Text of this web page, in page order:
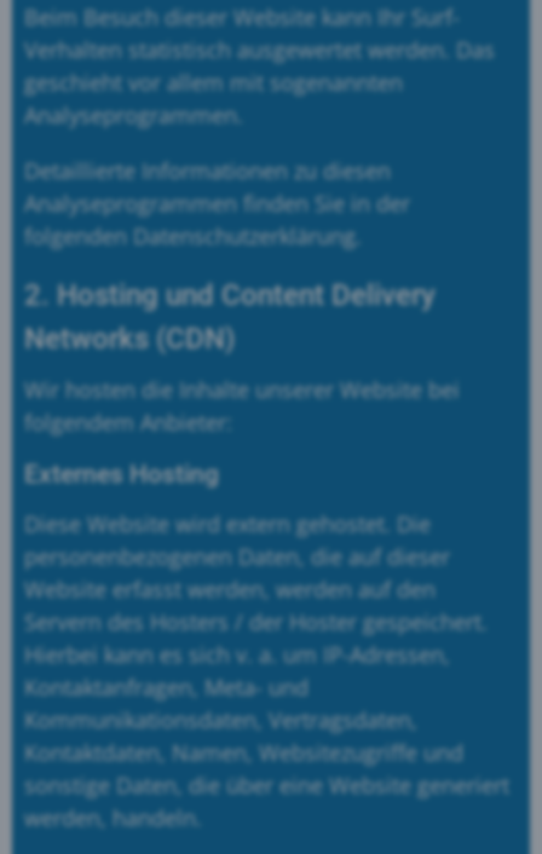
Beim Besuch dieser Website kann Ihr Surf-
Verhalten statistisch ausgewertet werden. Das
geschieht vor allem mit sogenannten
Analyseprogrammen.
Detaillierte Informationen zu diesen
Analyseprogrammen finden Sie in der
folgenden Datenschutzerklärung.
2. Hosting und Content Delivery
Networks (CDN)
Wir hosten die Inhalte unserer Website bei
folgendem Anbieter:
Externes Hosting
Diese Website wird extern gehostet. Die
personenbezogenen Daten, die auf dieser
Website erfasst werden, werden auf den
Servern des Hosters / der Hoster gespeichert.
Hierbei kann es sich v. a. um IP-Adressen,
Kontaktanfragen, Meta- und
Kommunikationsdaten, Vertragsdaten,
Kontaktdaten, Namen, Websitezugriffe und
sonstige Daten, die über eine Website generiert
werden, handeln.